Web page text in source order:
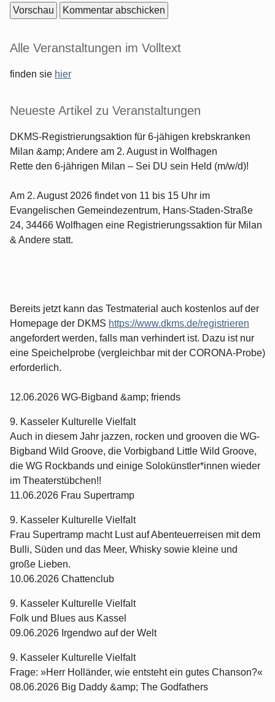
Seitenleiste
Alle Veranstaltungen im Volltext
finden sie hier
Neueste Artikel zu Veranstaltungen
DKMS-Registrierungsaktion für 6-jähigen krebskranken
Milan &amp; Andere am 2. August in Wolfhagen
Rette den 6-jährigen Milan – Sei DU sein Held (m/w/d)!
Am 2. August 2026 findet von 11 bis 15 Uhr im
Evangelischen Gemeindezentrum, Hans-Staden-Straße
24, 34466 Wolfhagen eine Registrierungssaktion für Milan
& Andere statt.
Bereits jetzt kann das Testmaterial auch kostenlos auf der
Homepage der DKMS https://www.dkms.de/registrieren
angefordert werden, falls man verhindert ist. Dazu ist nur
eine Speichelprobe (vergleichbar mit der CORONA-Probe)
erforderlich.
12.06.2026 WG-Bigband &amp; friends
9. Kasseler Kulturelle Vielfalt
Auch in diesem Jahr jazzen, rocken und grooven die WG-
Bigband Wild Groove, die Vorbigband Little Wild Groove,
die WG Rockbands und einige Solokünstler*innen wieder
im Theaterstübchen!!
11.06.2026 Frau Supertramp
9. Kasseler Kulturelle Vielfalt
Frau Supertramp macht Lust auf Abenteuerreisen mit dem
Bulli, Süden und das Meer, Whisky sowie kleine und
große Lieben.
10.06.2026 Chattenclub
9. Kasseler Kulturelle Vielfalt
Folk und Blues aus Kassel
09.06.2026 Irgendwo auf der Welt
9. Kasseler Kulturelle Vielfalt
Frage: »Herr Holländer, wie entsteht ein gutes Chanson?«
08.06.2026 Big Daddy &amp; The Godfathers